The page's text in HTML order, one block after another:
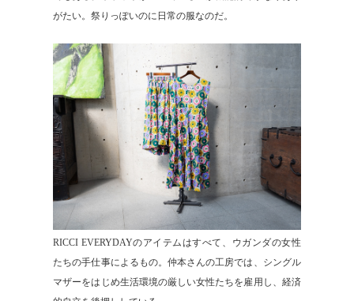
がたい。祭りっぽいのに日常の服なのだ。
RICCI EVERYDAYのアイテムはすべて、ウガンダの女性
たちの手仕事によるもの。仲本さんの工房では、シングル
マザーをはじめ生活環境の厳しい女性たちを雇用し、経済